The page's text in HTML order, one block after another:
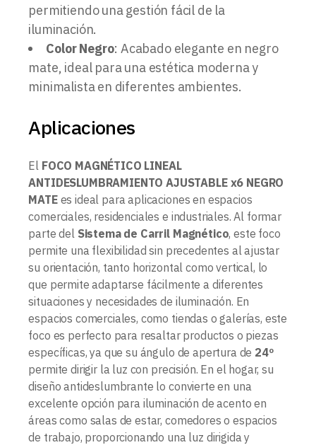
permitiendo una gestión fácil de la
iluminación.
Color Negro: Acabado elegante en negro
mate, ideal para una estética moderna y
minimalista en diferentes ambientes.
Aplicaciones
El FOCO MAGNÉTICO LINEAL
ANTIDESLUMBRAMIENTO AJUSTABLE x6 NEGRO
MATEes ideal para aplicaciones en espacios
comerciales, residenciales e industriales. Al formar
parte del Sistema de Carril Magnético, este foco
permite una flexibilidad sin precedentes al ajustar
su orientación, tanto horizontal como vertical, lo
que permite adaptarse fácilmente a diferentes
situaciones y necesidades de iluminación. En
espacios comerciales, como tiendas o galerías, este
foco es perfecto para resaltar productos o piezas
específicas, ya que su ángulo de apertura de 24º
permite dirigir la luz con precisión. En el hogar, su
diseño antideslumbrante lo convierte en una
excelente opción para iluminación de acento en
áreas como salas de estar, comedores o espacios
de trabajo, proporcionando una luz dirigida y